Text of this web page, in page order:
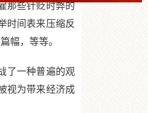
那些针贬时弊的
时间表来压缩反
幅，等等。
了一种普遍的观
视为带来经济成